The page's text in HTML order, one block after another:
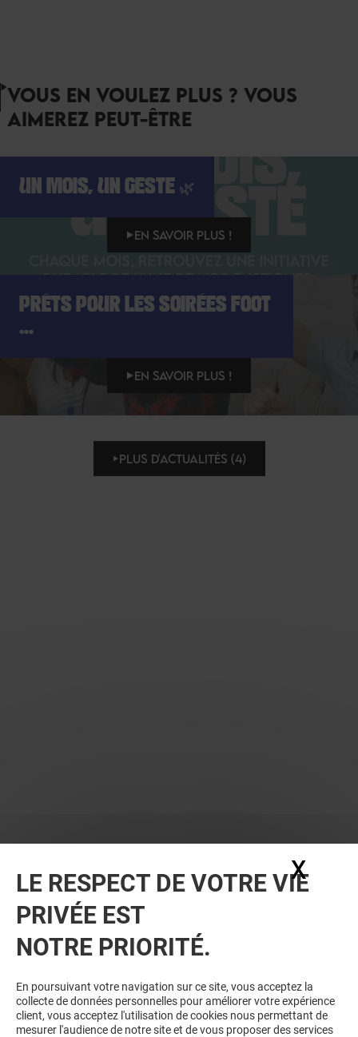
VOUS EN VOULEZ PLUS ? VOUS
AIMEREZ PEUT-ÊTRE
UN MOIS, UN GESTE 🌿
EN SAVOIR PLUS !
PRÊTS POUR LES SOIRÉES FOOT
...
EN SAVOIR PLUS !
PLUS D'ACTUALITÉS (4)
LE RESPECT DE VOTRE VIE
PRIVÉE EST
NOTRE PRIORITÉ.
En poursuivant votre navigation sur ce site, vous acceptez la
collecte de données personnelles pour améliorer votre expérience
client, vous acceptez l'utilisation de cookies nous permettant de
mesurer l'audience de notre site et de vous proposer des services
X